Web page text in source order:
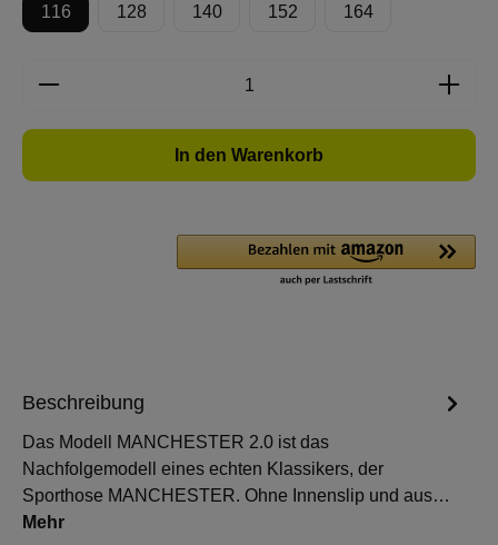
116 128 140 152 164
Produkt Anzahl: Gib den gewünschten
In den Warenkorb
Beschreibung
Das Modell MANCHESTER 2.0 ist das
Nachfolgemodell eines echten Klassikers, der
Sporthose MANCHESTER. Ohne Innenslip und aus…
Mehr